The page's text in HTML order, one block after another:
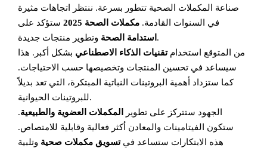
صناعة المكملات الصحية تتطور بسرعة. ننتظر اتجاهات مثيرة
في السنوات القادمة. مكملات الصحة 2025
ستؤكد على
استدامة الصحة وتطوير منتجات جديدة.
من المتوقع استخدامتقنيات الذكاء الاصطناعي بشكل أكبر. هذا
سيساعد في تحسين المنتجات وتخصيصها حسب الاحتياجات.
كما ستزداد أهمية البروتينات النباتية المبتكرة، التي تعد بديلاً
للبروتينات الحيوانية.
الجهود ستتركز على تطوير
المكملات العضوية والطبيعية.
ستكون الفيتامينات والمعادن أكثر فعالية وقابلية للامتصاص.
هذه الابتكارات ستساعد فيتسويق مكملات صحية وتلبية